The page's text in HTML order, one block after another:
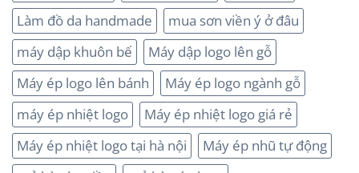
Làm đồ da handmade
mua sơn viền ý ở đâu
máy dập khuôn bế
Máy dập logo lên gỗ
Máy ép logo lên bánh
Máy ép logo ngành gỗ
máy ép nhiệt logo
Máy ép nhiệt logo giá rẻ
Máy ép nhiệt logo tại hà nội
Máy ép nhũ tự động